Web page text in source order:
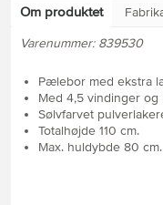
Om produktet
Varenummer: 839530
Pælebor med ekstra
Med 4,5 vindinger
Sølvfarvet
Totalhøjde 110 cm.
Max. huldybde 80 cm.